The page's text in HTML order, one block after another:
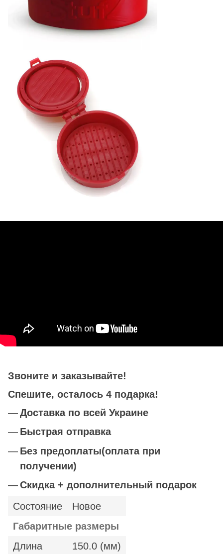
Звоните и заказывайте!
Спешите, осталось 4 подарка!
Доставка по всей Украине
Быстрая отправка
Без предоплаты(оплата при
получении)
Скидка + дополнительный подарок
Состояние
Новое
Габаритные размеры
Длина
150.0 (мм)